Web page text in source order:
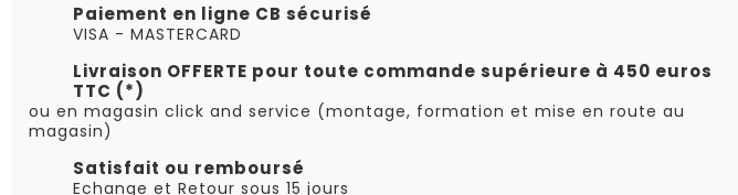
Paiement en ligne CB sécurisé
VISA - MASTERCARD
Livraison OFFERTE pour toute commande supérieure à 450 euros
TTC (*)
ou en magasin click and service (montage, formation et mise en route au
magasin)
Satisfait ou remboursé
Echange et Retour sous 15 jours